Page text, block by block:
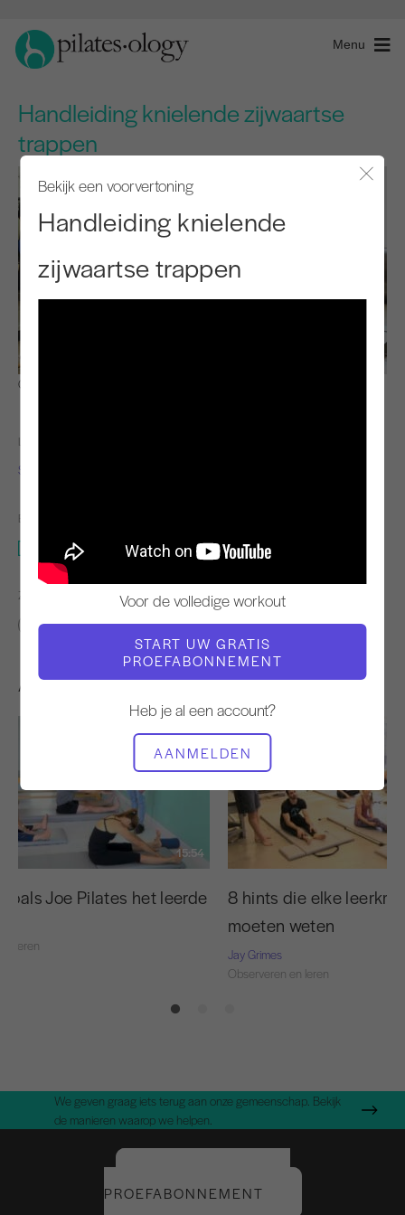
Menu
Handleiding knielende zijwaartse
trappen
Bekijk een voorvertoning
Handleiding knielende
zijwaartse trappen
Voor de volledige workout
START UW GRATIS
PROEFABONNEMENT
Heb je al een account?
AANMELDEN
Observeren en leren
LERAAR
Sandy Shimoda
BENODIGDE APPARATUUR
ZOEK VERGELIJKBARE LESSEN VOOR
10 - 20 min
Mat
Andere workouts die je misschien leuk vindt
15:54
Joe Pilates het leerde
leren
8 hints die elke
moeten weten
Jay Grimes
Observeren en leren
We geven graag iets terug aan onze gemeenschap. Bekijk
de manieren waarop we helpen.
PROEFABONNEMENT